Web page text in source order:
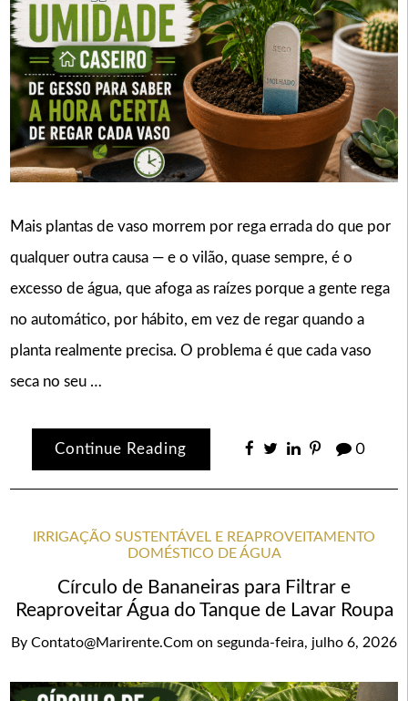
Mais plantas de vaso morrem por rega errada do que por
qualquer outra causa — e o vilão, quase sempre, é o
excesso de água, que afoga as raízes porque a gente rega
no automático, por hábito, em vez de regar quando a
planta realmente precisa. O problema é que cada vaso
seca no seu …
Continue Reading 0
IRRIGAÇÃO SUSTENTÁVEL E REAPROVEITAMENTO
DOMÉSTICO DE ÁGUA
Círculo de Bananeiras para Filtrar e
Reaproveitar Água do Tanque de Lavar Roupa
By Contato@marirente.com on segunda-feira, julho 6, 2026